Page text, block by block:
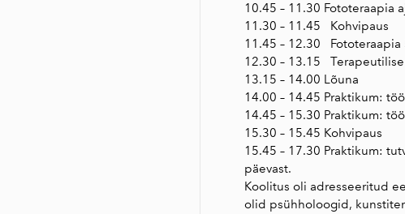
10.45 – 11.30 Fototeraapia
11.30 – 11.45 Kohvipaus
11.45 – 12.30
12.30 – 13.15
13.15 – 14.00 Lõuna
14.00 – 14.45 Praktikum:
14.45 – 15.30 Praktikum:
15.30 – 15.45 Kohvipaus
15.45 – 17.30 Praktikum:
päevast.
Koolitus oli adresseeritud
olid psühholoogid,